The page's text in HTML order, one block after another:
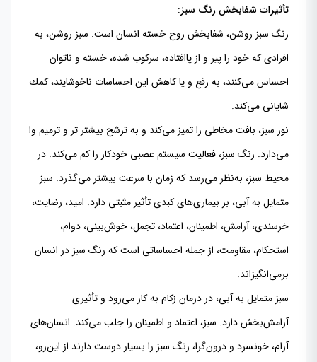
تأثیرات شفابخش رنگ سبز:
رنگ سبز روشن، شفابخش روح خسته انسان است. سبز روشن، به
افرادی كه خود را پیر و از پاافتاده، سركوب شده، خسته و ناتوان
احساس می‌كنند، به رفع و یا كاهش این احساسات ناخوشایند، كمك
شایانی می‌كند.
نور سبز، بافت مخاطی را تمیز می‌كند و به ترشح بیشتر تر و ترمیم وا
می‌دارد. رنگ سبز، فعالیت سیستم عصبی خودكار را كم می‌كند. در
محیط سبز، به‌نظر می‌رسد كه زمان با سرعت بیشتر می‌گذرد. سبز
متمایل به آبی، بر بیماری‌های كبدی تأثیر مثبتی دارد. امید، رضایت،
خرسندی، آرامش، اطمینان، اعتماد، تجمل، خوش‌بینی، دوام،
استحكام، مقاومت، از جمله احساساتی است كه رنگ سبز در انسان
برمی‌انگیزاند.
سبز متمایل به آبی، در درمان زكام به كار می‌رود و تأثیری
آرامش‌بخش دارد. سبز، اعتماد و اطمینان را جلب می‌كند. انسان‌های
آرام، خونسرد و درون‌گرا، رنگ سبز را بسیار دوست دارند از این‌رو،